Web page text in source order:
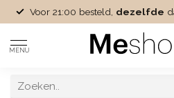
Voor 21:00 besteld, dezelfde
MENU